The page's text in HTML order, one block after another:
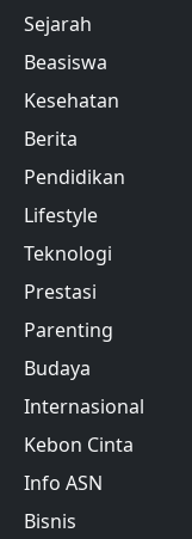
Sejarah
Beasiswa
Kesehatan
Berita
Pendidikan
Lifestyle
Teknologi
Prestasi
Parenting
Budaya
Internasional
Kebon Cinta
Info ASN
Bisnis